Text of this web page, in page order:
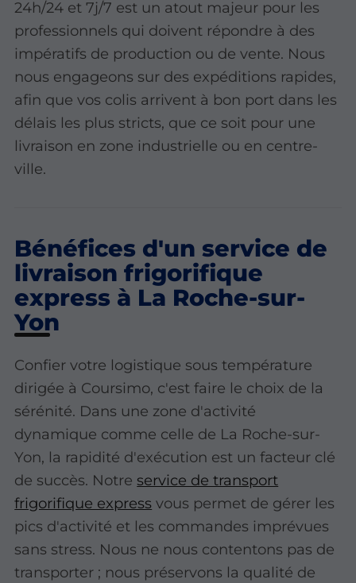
24h/24 et 7j/7 est un atout majeur pour les
professionnels qui doivent répondre à des
impératifs de production ou de vente. Nous
nous engageons sur des expéditions rapides,
afin que vos colis arrivent à bon port dans les
délais les plus stricts, que ce soit pour une
livraison en zone industrielle ou en centre-
ville.
Bénéfices d'un service de
livraison frigorifique
express à La Roche-sur-
Yon
Confier votre logistique sous température
dirigée à Coursimo, c'est faire le choix de la
sérénité. Dans une zone d'activité
dynamique comme celle de La Roche-sur-
Yon, la rapidité d'exécution est un facteur clé
de succès. Notreservice de transport
frigorifique express vous permet de gérer les
pics d'activité et les commandes imprévues
sans stress. Nous ne nous contentons pas de
transporter ; nous préservons la qualité de